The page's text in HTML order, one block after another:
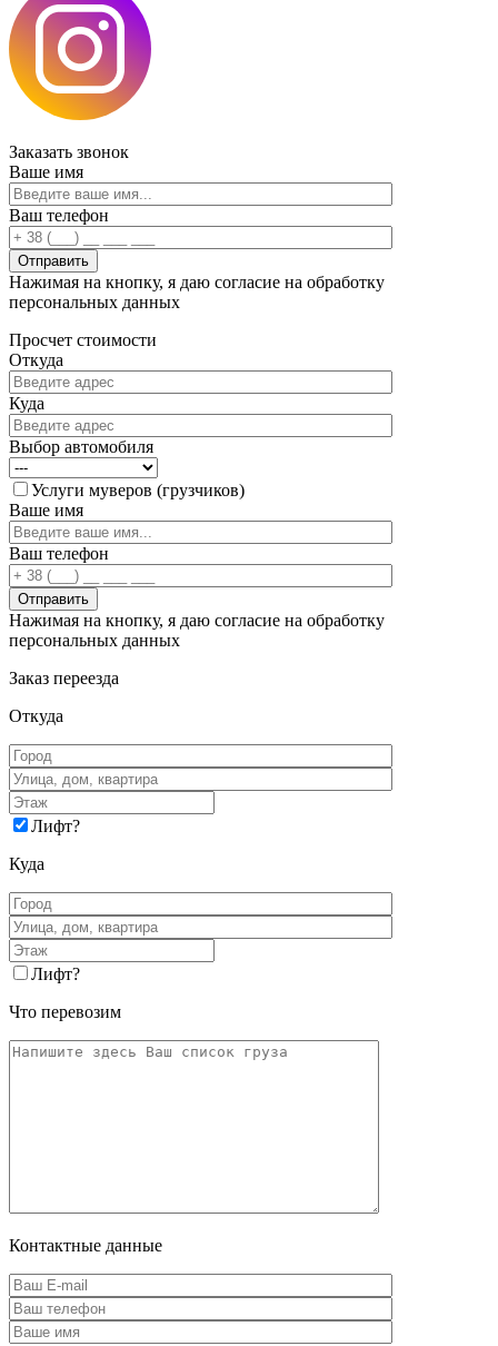
Заказать звонок
Ваше имя
Ваш телефон
Нажимая на кнопку, я даю согласие на обработку
персональных данных
Просчет стоимости
Откуда
Куда
Выбор автомобиля
Услуги муверов (грузчиков)
Ваше имя
Ваш телефон
Нажимая на кнопку, я даю согласие на обработку
персональных данных
Заказ переезда
Откуда
Лифт?
Куда
Лифт?
Что перевозим
Контактные данные